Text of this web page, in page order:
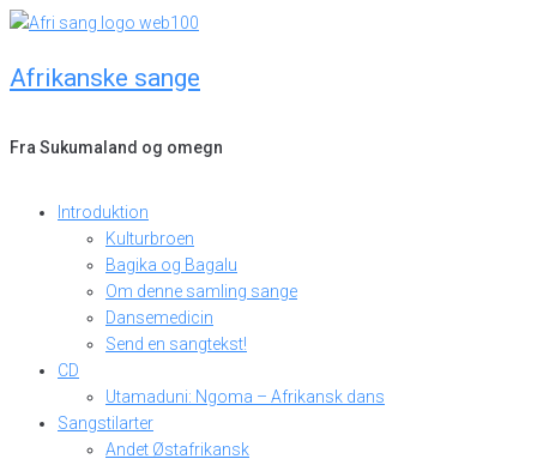
Skip
content
Afrikanske sange
Fra Sukumaland og omegn
Introduktion
Kulturbroen
Bagika og Bagalu
Om denne samling sange
Dansemedicin
Send en sangtekst!
CD
Utamaduni: Ngoma – Afrikansk dans
Sangstilarter
Andet Østafrikansk